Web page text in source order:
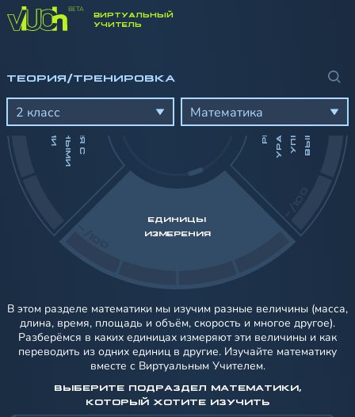
ВИРТУАЛЬНЫЙ
УЧИТЕЛЬ
2 класс Математика
ТЕОРИЯ/ТРЕНИРОВКА
-/100
Р
Е
Ш
Е
Н
И
Е
У
Р
А
В
Н
Е
Н
И
ЙИ
У
П
Р
О
Щ
Е
Н
И Е
В
Ы
Р
А
Ж
Е
Н
И Й
ЕДИНИЦЫ
ИЗМЕРЕНИЯ
Д
Е Й
С
Т
В
И
Я
С
НА
Т
У
Р
А
Л
Ь
Н
Ы
М
И
Ч И
С
Л
А
М
И
ВЫБЕРИТЕ ПОДРАЗДЕЛ МАТЕМАТИКИ,
КОТОРЫЙ ХОТИТЕ ИЗУЧИТЬ
В этом разделе математики мы изучим разные величины (масса,
длина, время, площадь и объём, скорость и многое другое).
Разберёмся в каких единицах измеряют эти величины и как
переводить из одних единиц в другие. Изучайте математику
вместе с Виртуальным Учителем.